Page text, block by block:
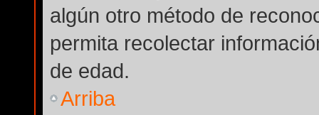
algún otro método de
permita recolectar
de edad.
Arriba